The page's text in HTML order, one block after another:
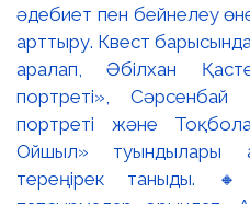
әдебиет пен бейнелеу
арттыру. Квест
аралап, Әбілхан
портреті», Сәрсенбай
портреті және
Ойшыл» туындылары
тереңірек таныды.